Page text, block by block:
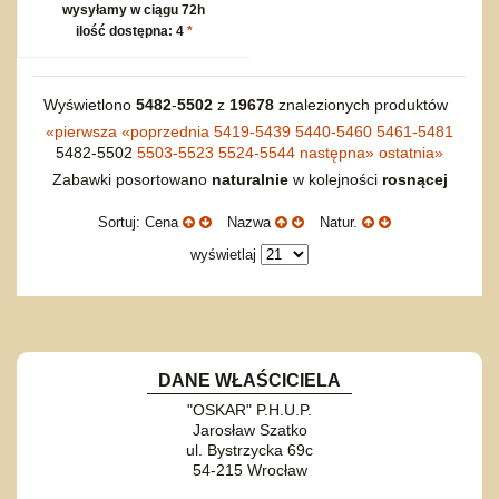
wysyłamy w ciągu 72h
ilość dostępna: 4 *
Wyświetlono 5482-5502z 19678znalezionych produktów
«pierwsza «poprzednia 5419-5439 5440-5460 5461-5481
5482-5502 5503-5523 5524-5544 następna» ostatnia»
Zabawki posortowano naturalniew kolejności rosnącej
Sortuj: Cena Nazwa
Natur.
wyświetlaj
DANE WŁAŚCICIELA
"OSKAR" P.H.U.P.
Jarosław Szatko
ul. Bystrzycka 69c
54-215 Wrocław